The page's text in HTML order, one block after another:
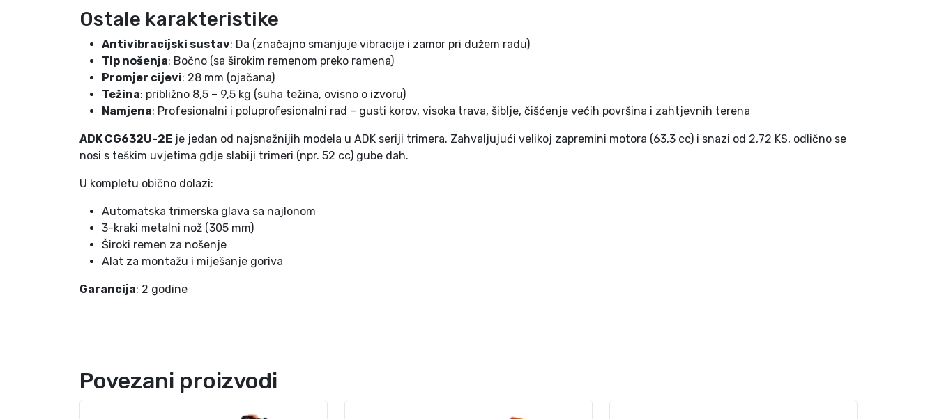
Ostale karakteristike
Antivibracijski sustav: Da (značajno smanjuje vibracije i zamor pri dužem radu)
Tip nošenja: Bočno (sa širokim remenom preko ramena)
Promjer cijevi: 28 mm (ojačana)
Težina: približno 8,5 – 9,5 kg (suha težina, ovisno o izvoru)
Namjena: Profesionalni i poluprofesionalni rad – gusti korov, visoka trava, šiblje, čišćenje većih površina i zahtjevnih terena
ADK CG632U-2E je jedan od najsnažnijih modela u ADK seriji trimera. Zahvaljujući velikoj zapremini motora (63,3 cc) i snazi od 2,72 KS, odlično se
nosi s teškim uvjetima gdje slabiji trimeri (npr. 52 cc) gube dah.
U kompletu obično dolazi:
Automatska trimerska glava sa najlonom
3-kraki metalni nož (305 mm)
Široki remen za nošenje
Alat za montažu i miješanje goriva
Garancija: 2 godine
Povezani proizvodi